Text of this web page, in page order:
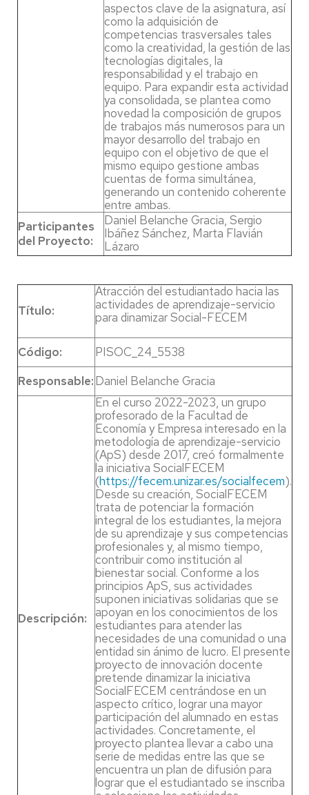
aspectos clave de la asignatura, así
como la adquisición de
competencias trasversales tales
como la creatividad, la gestión de las
tecnologías digitales, la
responsabilidad y el trabajo en
equipo. Para expandir esta actividad
ya consolidada, se plantea como
novedad la composición de grupos
de trabajos más numerosos para un
mayor desarrollo del trabajo en
equipo con el objetivo de que el
mismo equipo gestione ambas
cuentas de forma simultánea,
generando un contenido coherente
entre ambas.
Participantes
del Proyecto:
Daniel Belanche Gracia, Sergio
Ibáñez Sánchez, Marta Flavián
Lázaro
Título:
Atracción del estudiantado hacia las
actividades de aprendizaje-servicio
para dinamizar Social-FECEM
Código:
PISOC_24_5538
Responsable:Daniel Belanche Gracia
Descripción:
En el curso 2022-2023, un grupo
profesorado de la Facultad de
Economía y Empresa interesado en la
metodología de aprendizaje-servicio
(ApS) desde 2017, creó formalmente
la iniciativa SocialFECEM
(https://fecem.unizar.es/socialfecem).
Desde su creación, SocialFECEM
trata de potenciar la formación
integral de los estudiantes, la mejora
de su aprendizaje y sus competencias
profesionales y, al mismo tiempo,
contribuir como institución al
bienestar social. Conforme a los
principios ApS, sus actividades
suponen iniciativas solidarias que se
apoyan en los conocimientos de los
estudiantes para atender las
necesidades de una comunidad o una
entidad sin ánimo de lucro. El presente
proyecto de innovación docente
pretende dinamizar la iniciativa
SocialFECEM centrándose en un
aspecto crítico, lograr una mayor
participación del alumnado en estas
actividades. Concretamente, el
proyecto plantea llevar a cabo una
serie de medidas entre las que se
encuentra un plan de difusión para
lograr que el estudiantado se inscriba